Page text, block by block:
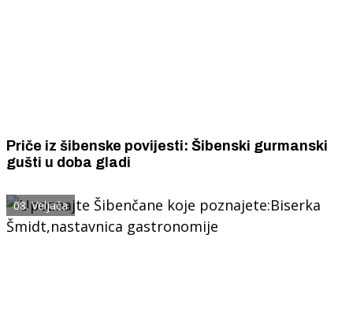
Priče iz šibenske povijesti: Šibenski gurmanski
gušti u doba gladi
08. Veljača